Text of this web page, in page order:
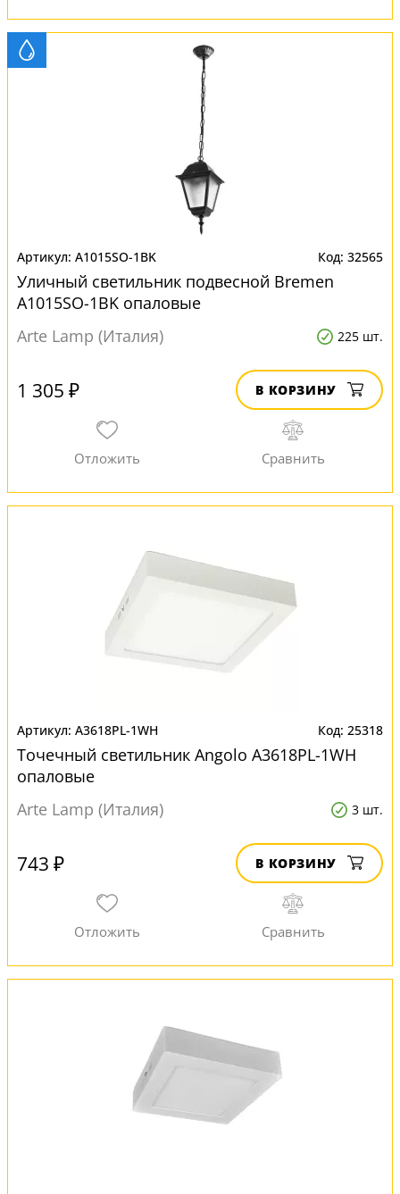
A1015SO-1BK 32565
Уличный светильник подвесной Bremen
A1015SO-1BK опаловые
Arte Lamp (Италия)
225 шт.
1 305 ₽ В КОРЗИНУ
A3618PL-1WH 25318
Точечный светильник Angolo A3618PL-1WH
опаловые
Arte Lamp (Италия)
3 шт.
743 ₽ В КОРЗИНУ